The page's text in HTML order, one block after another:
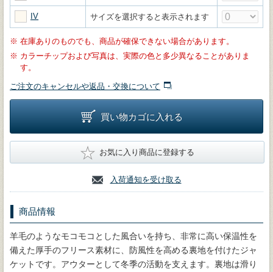
IV サイズを選択すると表示されます
※ 在庫ありのものでも、商品が確保できない場合があります。
※ カラーチップおよび写真は、実際の色と多少異なることがありま
す。
ご注文のキャンセルや返品・交換について
買い物カゴに入れる
★ お気に入り商品に登録する
入荷通知を受け取る
商品情報
羊毛のようなモコモコとした風合いを持ち、非常に高い保温性を
備えた厚手のフリース素材に、防風性を高める裏地を付けたジャ
ケットです。アウターとして冬季の活動を支えます。裏地は滑り